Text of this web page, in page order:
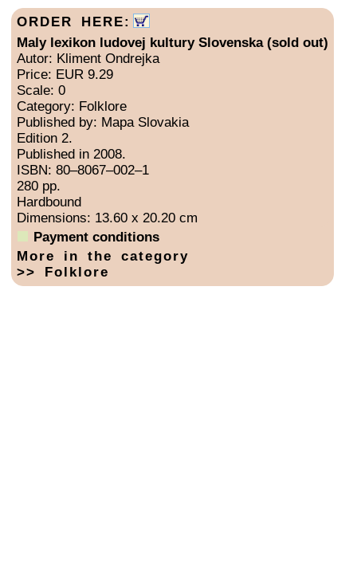
ORDER HERE:
Maly lexikon ludovej kultury Slovenska (sold out)
Autor: Kliment Ondrejka
Price: EUR 9.29
Scale: 0
Category: Folklore
Published by: Mapa Slovakia
Edition 2.
Published in 2008.
ISBN: 80–8067–002–1
280 pp.
Hardbound
Dimensions: 13.60 x 20.20 cm
Payment conditions
More in the category
>> Folklore